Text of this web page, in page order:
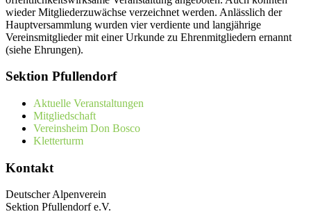
wieder Mitgliederzuwächse verzeichnet werden. Anlässlich der
Hauptversammlung wurden vier verdiente und langjährige
Vereinsmitglieder mit einer Urkunde zu Ehrenmitgliedern ernannt
(siehe Ehrungen).
Sektion Pfullendorf
Aktuelle Veranstaltungen
Mitgliedschaft
Vereinsheim Don Bosco
Kletterturm
Kontakt
Deutscher Alpenverein
Sektion Pfullendorf e.V.